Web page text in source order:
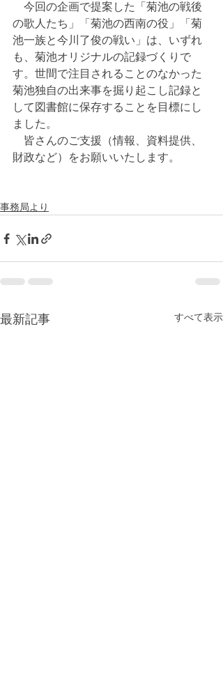
今回の企画で提案した「菊池の戦後
の歌人たち」「菊池の西南の役」「菊
池一族と今川了俊の戦い」は、いずれ
も、菊池オリジナルの記録づくりで
す。世間で注目されることのなかった
菊池独自の出来事を掘り起こし記録と
して図書館に保存することを目標にし
ました。
皆さんのご支援（情報、資料提供、
財政など）をお願いいたします。
事務局より
最新記事 すべて表示